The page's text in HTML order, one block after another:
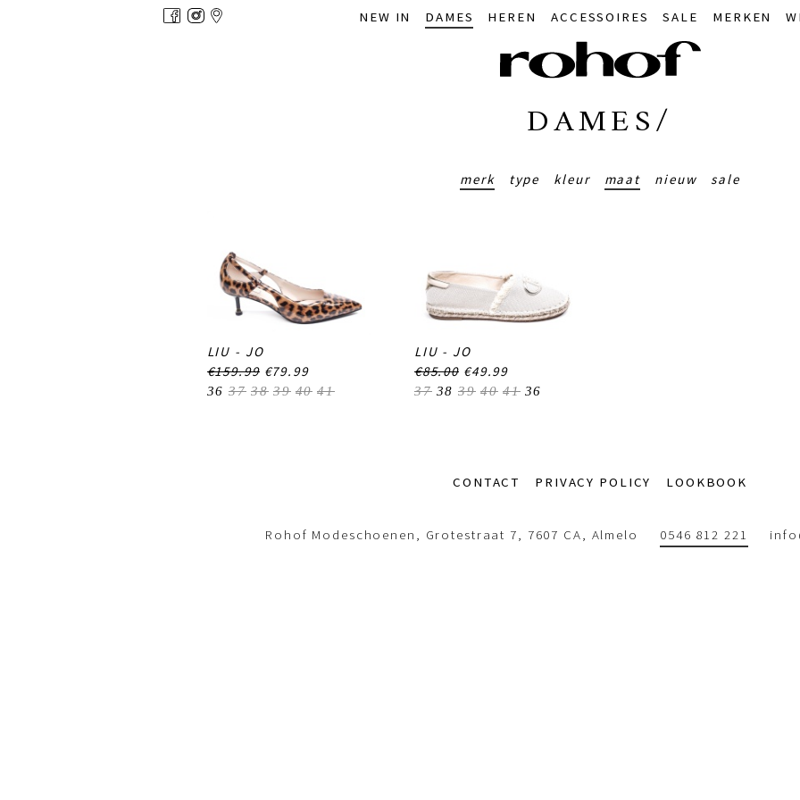
NEW IN DAMES HEREN ACCESSOIRES SALE MERKEN
DAMES/
merk type kleur maat nieuw sale
LIU - JO
€159.99 €79.99
36 37 38 39 40 41
LIU - JO
€85.00 €49.99
37 38 39 40 41 36
CONTACT PRIVACY POLICY LOOKBOOK
Rohof Modeschoenen, Grotestraat 7, 7607 CA, Almelo 0546 812 221